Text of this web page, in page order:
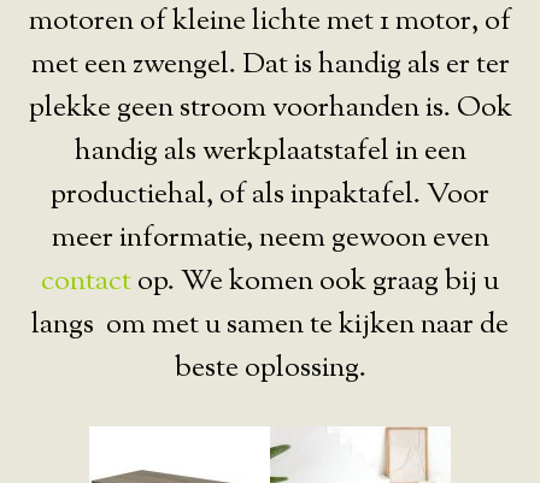
motoren of kleine lichte met 1 motor, of
met een zwengel. Dat is handig als er ter
plekke geen stroom voorhanden is. Ook
handig als werkplaatstafel in een
productiehal, of als inpaktafel. Voor
meer informatie, neem gewoon even
contactop. We komen ook graag bij u
langs om met u samen te kijken naar de
beste oplossing.